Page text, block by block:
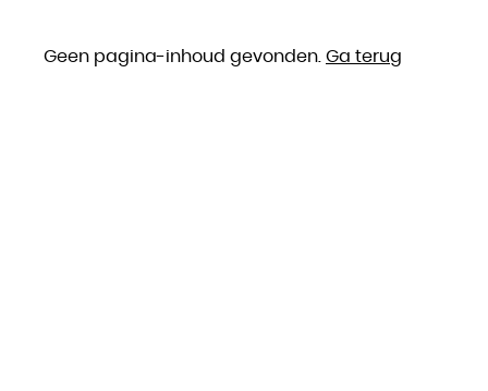
Geen pagina-inhoud gevonden. Ga terug